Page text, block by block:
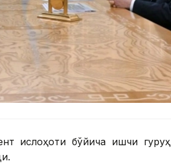
ислоҳоти бўйича ишчи